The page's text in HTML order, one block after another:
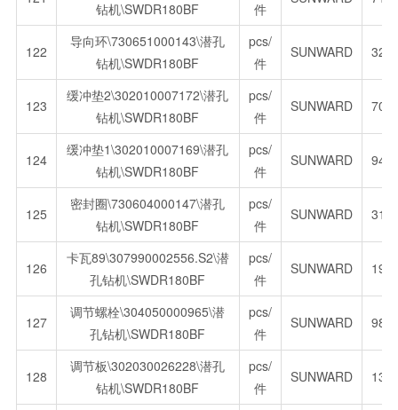
钻机\SWDR180BF
件
122
导向环\730651000143\潜孔
钻机\SWDR180BF
pcs/
件
SUNWARD
123
缓冲垫2\302010007172\潜孔
钻机\SWDR180BF
pcs/
件
SUNWARD
124
缓冲垫1\302010007169\潜孔
钻机\SWDR180BF
pcs/
件
SUNWARD
125
密封圈\730604000147\潜孔
钻机\SWDR180BF
pcs/
件
SUNWARD
126
卡瓦89\307990002556.S2\潜
孔钻机\SWDR180BF
pcs/
件
SUNWARD
127
调节螺栓\304050000965\潜
孔钻机\SWDR180BF
pcs/
件
SUNWARD
128
调节板\302030026228\潜孔
钻机\SWDR180BF
pcs/
件
SUNWARD